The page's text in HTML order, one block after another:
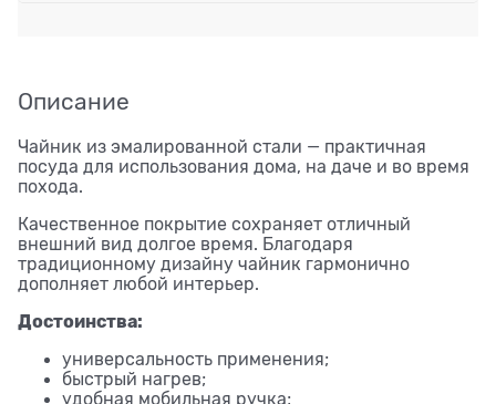
Описание
Чайник из эмалированной стали — практичная
посуда для использования дома, на даче и во время
похода.
Качественное покрытие сохраняет отличный
внешний вид долгое время. Благодаря
традиционному дизайну чайник гармонично
дополняет любой интерьер.
Достоинства:
универсальность применения;
быстрый нагрев;